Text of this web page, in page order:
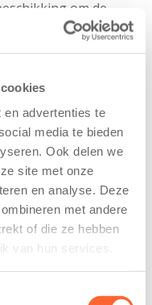
en advertenties te
media te bieden
Ook delen we
site met onze
en analyse. Deze
met andere
of die ze hebben
van hun services.
om de
de uitwedstrijden te
als
de opvang voor
is goed voor de
hoopt dat de
geïnspireerd raken